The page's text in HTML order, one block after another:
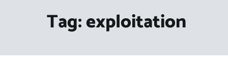
Tag:exploitation